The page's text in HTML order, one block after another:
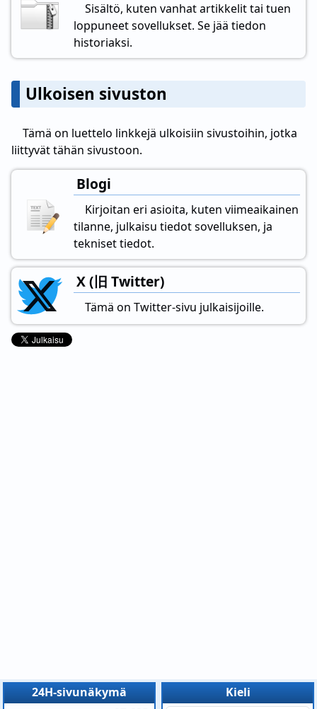
Sisältö, kuten vanhat artikkelit tai tuen
loppuneet sovellukset. Se jää tiedon
historiaksi.
Ulkoisen sivuston
Tämä on luettelo linkkejä ulkoisiin sivustoihin, jotka
liittyvät tähän sivustoon.
Blogi
Kirjoitan eri asioita, kuten viimeaikainen
tilanne, julkaisu tiedot sovelluksen, ja
tekniset tiedot.
X (旧 Twitter)
Tämä on Twitter-sivu julkaisijoille.
24H-sivunäkymä
Kieli